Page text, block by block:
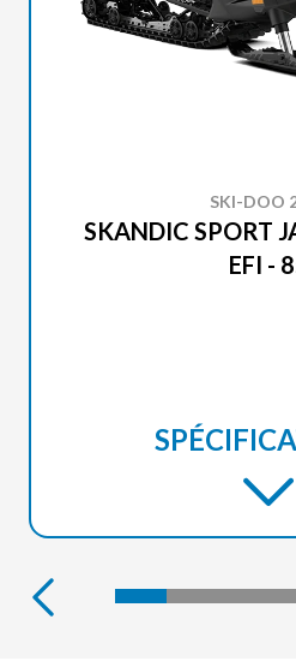
SKI-DOO
SKANDIC SPORT
EFI -